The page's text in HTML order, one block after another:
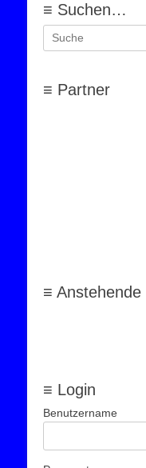
≡ Suchen…
Suchen
nach:
≡ Partner
≡ Anstehende
≡ Login
Benutzername